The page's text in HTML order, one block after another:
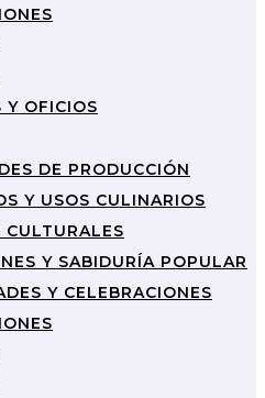
Y OFICIOS
DE PRODUCCIÓN
Y USOS CULINARIOS
CULTURALES
Y SABIDURÍA POPULAR
Y CELEBRACIONES